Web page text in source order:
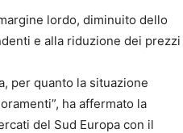
lordo, diminuito dello
e alla riduzione dei prezzi
per quanto la situazione
ha affermato la
del Sud Europa con il